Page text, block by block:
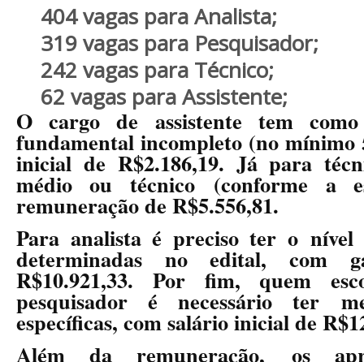
404 vagas para Analista;
319 vagas para Pesquisador;
242 vagas para Técnico;
62 vagas para Assistente;
O cargo de assistente tem
fundamental incompleto (no mínimo
inicial de R$2.186,19. Já para
médio ou técnico(conforme a
remuneração de R$5.556,81.
Para analista é preciso ter onível
determinadas no edital, com
R$10.921,33. Por fim, quem
pesquisador é necessário ter
específicas, com salário inicial de
Além da remuneração, os